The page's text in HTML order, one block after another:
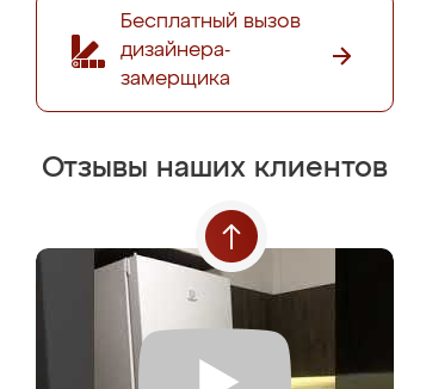
Бесплатный вызов
дизайнера-
замерщика
Отзывы наших клиентов